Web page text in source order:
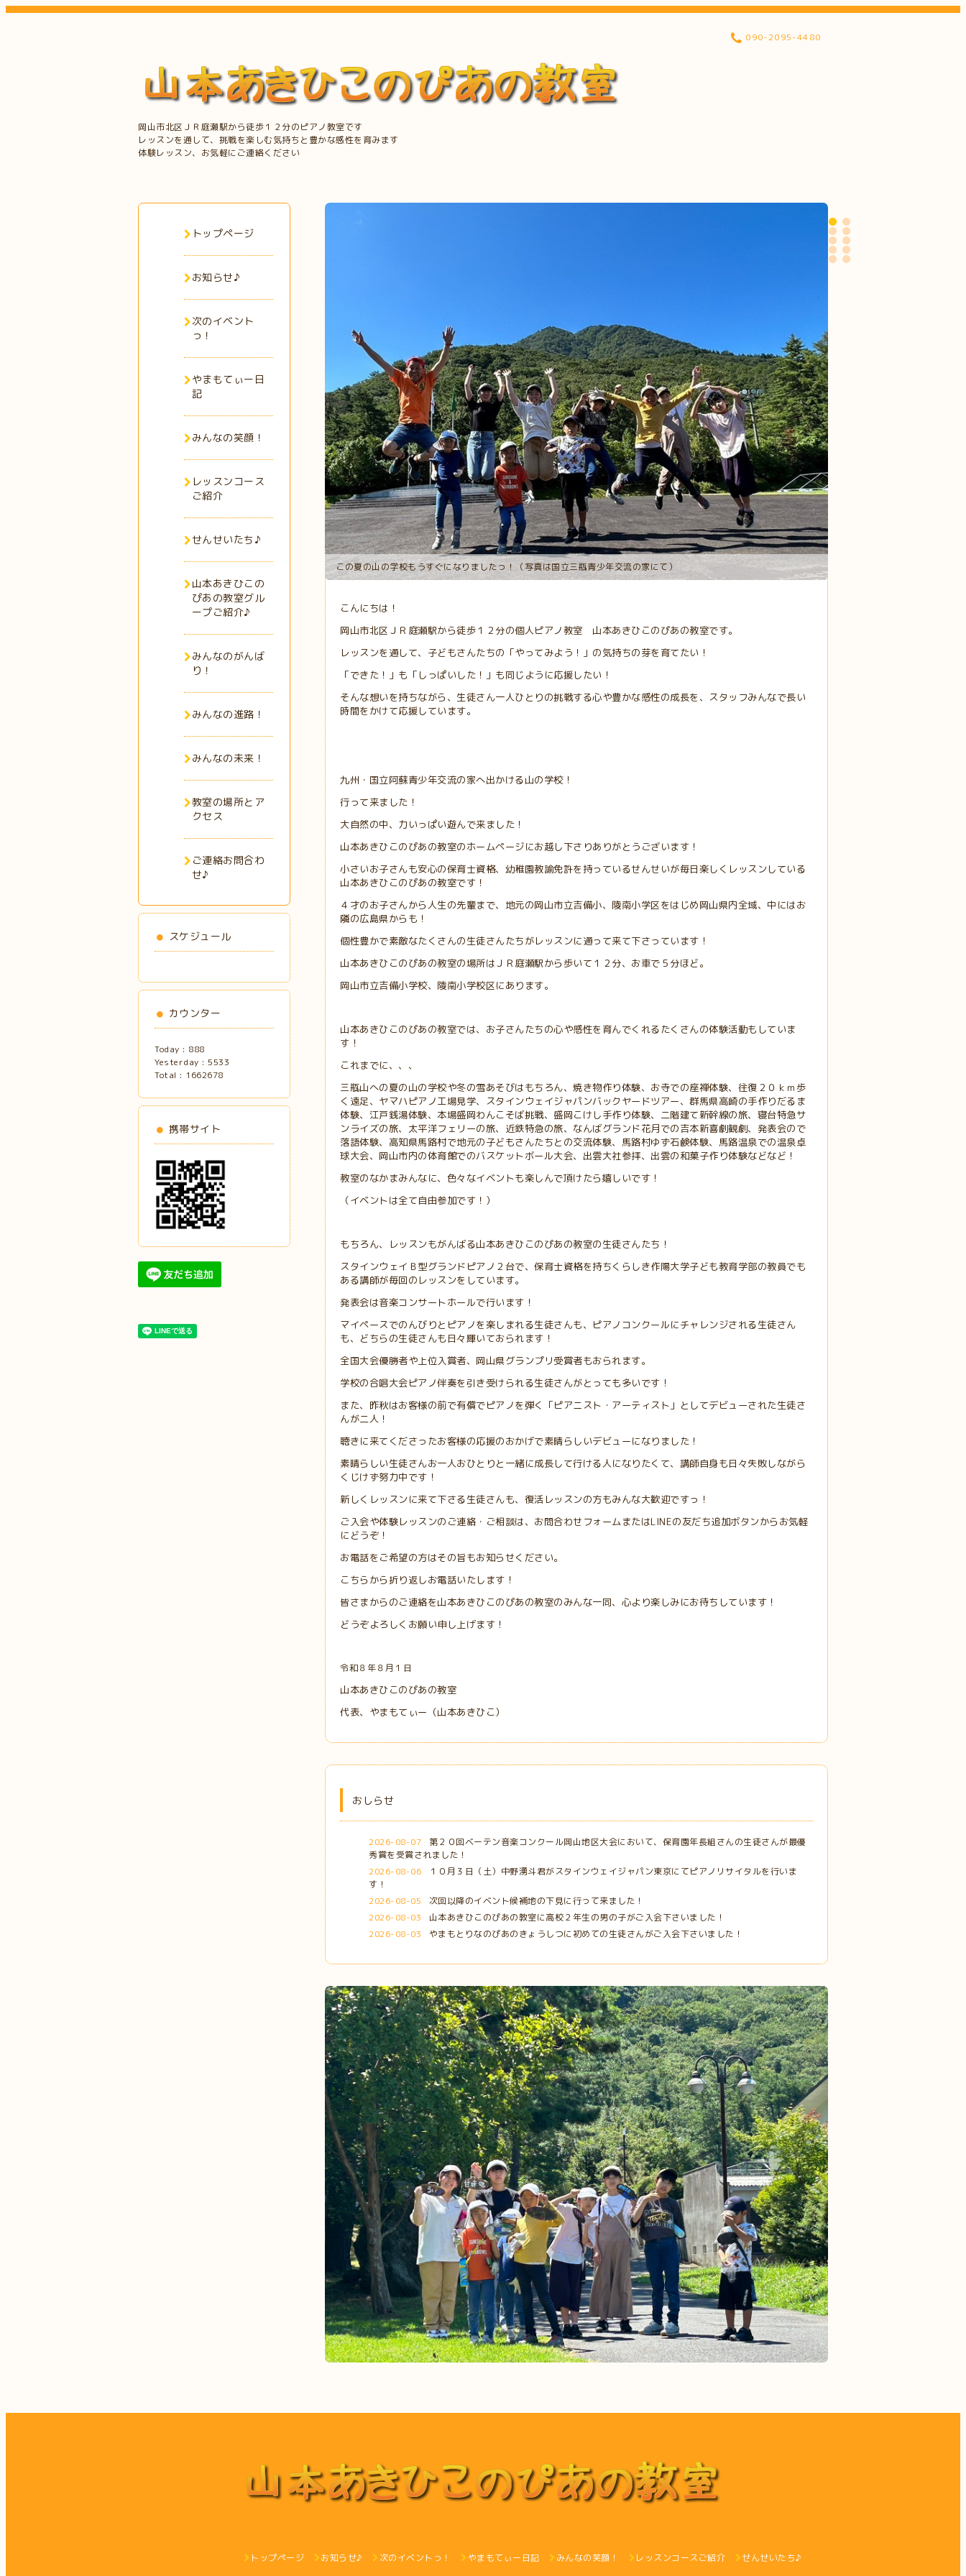
岡山市北区ＪＲ庭瀬駅から徒歩１２分のピアノ教室です
レッスンを通して、挑戦を楽しむ気持ちと豊かな感性を育みます
体験レッスン、お気軽にご連絡ください
090-2095-4480
この夏の山の学校もうすぐになりましたっ！（写真は国立三瓶青少年交流の家にて）
山の学校、青空ジャンプっ！（国立三瓶青少年交流の家にて）
こんにちは！
岡山市北区ＪＲ庭瀬駅から徒歩１２分の個人ピアノ教室 山本あきひこのぴあの教室です。
レッスンを通して、子どもさんたちの「やってみよう！」の気持ちの芽を育てたい！
「できた！」も「しっぱいした！」も同じように応援したい！
そんな想いを持ちながら、生徒さん一人ひとりの挑戦する心や豊かな感性の成長を、スタッフみんなで長い
時間をかけて応援しています。
九州・国立阿蘇青少年交流の家へ出かける山の学校！
行って来ました！
大自然の中、力いっぱい遊んで来ました！
山本あきひこのぴあの教室のホームページにお越し下さりありがとうございます！
小さいお子さんも安心の保育士資格、幼稚園教諭免許を持っているせんせいが毎日楽しくレッスンしている
山本あきひこのぴあの教室です！
４才のお子さんから人生の先輩まで、地元の岡山市立吉備小、陵南小学区をはじめ岡山県内全域、中にはお
隣の広島県からも！
個性豊かで素敵なたくさんの生徒さんたちがレッスンに通って来て下さっています！
山本あきひこのぴあの教室の場所はＪＲ庭瀬駅から歩いて１２分、お車で５分ほど。
岡山市立吉備小学校、陵南小学校区にあります。
山本あきひこのぴあの教室では、お子さんたちの心や感性を育んでくれるたくさんの体験活動もしていま
す！
これまでに、、、
三瓶山への夏の山の学校や冬の雪あそびはもちろん、焼き物作り体験、お寺での座禅体験、往復２０ｋｍ歩
く遠足、ヤマハピアノ工場見学、スタインウェイジャパンバックヤードツアー、群馬県高崎の手作りだるま
体験、江戸銭湯体験、本場盛岡わんこそば挑戦、盛岡こけし手作り体験、二階建て新幹線の旅、寝台特急サ
ンライズの旅、太平洋フェリーの旅、近鉄特急の旅、なんばグランド花月での吉本新喜劇観劇、発表会ので
落語体験、高知県馬路村で地元の子どもさんたちとの交流体験、馬路村ゆず石鹸体験、馬路温泉での温泉卓
球大会、岡山市内の体育館でのバスケットボール大会、出雲大社参拝、出雲の和菓子作り体験などなど！
教室のなかまみんなに、色々なイベントも楽しんで頂けたら嬉しいです！
（イベントは全て自由参加です！）
もちろん、レッスンもがんばる山本あきひこのぴあの教室の生徒さんたち！
スタインウェイＢ型グランドピアノ２台で、保育士資格を持ちくらしき作陽大学子ども教育学部の教員でも
ある講師が毎回のレッスンをしています。
発表会は音楽コンサートホールで行います！
マイペースでのんびりとピアノを楽しまれる生徒さんも、ピアノコンクールにチャレンジされる生徒さん
も、どちらの生徒さんも日々輝いておられます！
全国大会優勝者や上位入賞者、岡山県グランプリ受賞者もおられます。
学校の合唱大会ピアノ伴奏を引き受けられる生徒さんがとっても多いです！
また、昨秋はお客様の前で有償でピアノを弾く「ピアニスト・アーティスト」としてデビューされた生徒さ
んが二人！
聴きに来てくださったお客様の応援のおかげで素晴らしいデビューになりました！
素晴らしい生徒さんお一人おひとりと一緒に成長して行ける人になりたくて、講師自身も日々失敗しながら
くじけず努力中です！
新しくレッスンに来て下さる生徒さんも、復活レッスンの方もみんな大歓迎ですっ！
ご入会や体験レッスンのご連絡・ご相談は、お問合わせフォームまたはLINEの友だち追加ボタンからお気軽
にどうぞ！
お電話をご希望の方はその旨もお知らせください。
こちらから折り返しお電話いたします！
皆さまからのご連絡を山本あきひこのぴあの教室のみんな一同、心より楽しみにお待ちしています！
どうぞよろしくお願い申し上げます！
令和８年８月１日
山本あきひこのぴあの教室
代表、やまもてぃー（山本あきひこ）
おしらせ
2026-08-07
第２０回ベーテン音楽コンクール岡山地区大会において、保育園年長組さんの生徒さんが最優
秀賞を受賞されました！
2026-08-06
１０月３日（土）中野湧斗君がスタインウェイジャパン東京にてピアノリサイタルを行いま
す！
2026-08-05
次回以降のイベント候補地の下見に行って来ました！
2026-08-03
山本あきひこのぴあの教室に高校２年生の男の子がご入会下さいました！
2026-08-03
やまもとりなのぴあのきょうしつに初めての生徒さんがご入会下さいました！
トップページ
お知らせ♪
次のイベント
っ！
やまもてぃー日
記
みんなの笑顔！
レッスンコース
ご紹介
せんせいたち♪
山本あきひこの
ぴあの教室グル
ープご紹介♪
みんなのがんば
り！
みんなの進路！
みんなの未来！
教室の場所とア
クセス
ご連絡お問合わ
せ♪
スケジュール
カウンター
Today : 888
Yesterday : 5533
Total : 1662678
携帯サイト
トップページ お知らせ♪ 次のイベントっ！ やまもてぃー日記 みんなの笑顔！ レッスンコースご紹介 せんせいたち♪